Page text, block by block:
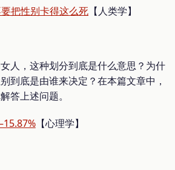
把性别卡得这么死 【人类学】
人，这种划分到底是什么意思？为什
到底是由谁来决定？在本篇文章中，
答上述问题。
【心理学】